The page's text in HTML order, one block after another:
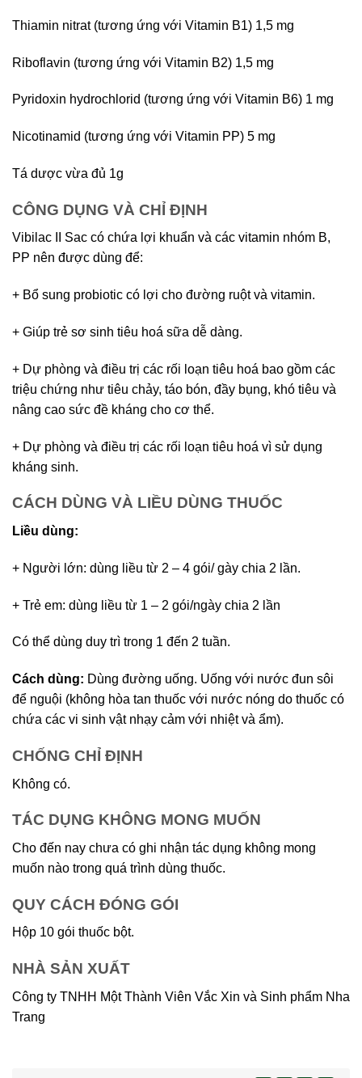
Thiamin nitrat (tương ứng với Vitamin B1) 1,5 mg
Riboflavin (tương ứng với Vitamin B2) 1,5 mg
Pyridoxin hydrochlorid (tương ứng với Vitamin B6) 1 mg
Nicotinamid (tương ứng với Vitamin PP) 5 mg
Tá dược vừa đủ 1g
CÔNG DỤNG VÀ CHỈ ĐỊNH
Vibilac II Sac có chứa lợi khuẩn và các vitamin nhóm B,
PP nên được dùng để:
+ Bổ sung probiotic có lợi cho đường ruột và vitamin.
+ Giúp trẻ sơ sinh tiêu hoá sữa dễ dàng.
+ Dự phòng và điều trị các rối loạn tiêu hoá bao gồm các
triệu chứng như tiêu chảy, táo bón, đầy bụng, khó tiêu và
nâng cao sức đề kháng cho cơ thể.
+ Dự phòng và điều trị các rối loạn tiêu hoá vì sử dụng
kháng sinh.
CÁCH DÙNG VÀ LIỀU DÙNG THUỐC
Liều dùng:
+ Người lớn: dùng liều từ 2 – 4 gói/ gày chia 2 lần.
+ Trẻ em: dùng liều từ 1 – 2 gói/ngày chia 2 lần
Có thể dùng duy trì trong 1 đến 2 tuần.
Cách dùng: Dùng đường uống. Uống với nước đun sôi
để nguội (không hòa tan thuốc với nước nóng do thuốc có
chứa các vi sinh vật nhạy cảm với nhiệt và ẩm).
CHỐNG CHỈ ĐỊNH
Không có.
TÁC DỤNG KHÔNG MONG MUỐN
Cho đến nay chưa có ghi nhận tác dụng không mong
muốn nào trong quá trình dùng thuốc.
QUY CÁCH ĐÓNG GÓI
Hộp 10 gói thuốc bột.
NHÀ SẢN XUẤT
Công ty TNHH Một Thành Viên Vắc Xin và Sinh phẩm Nha
Trang